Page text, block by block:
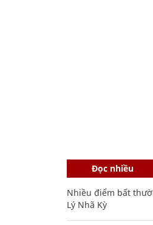
Đọc nhiều
Nhiều điểm bất
Lý Nhã Kỳ